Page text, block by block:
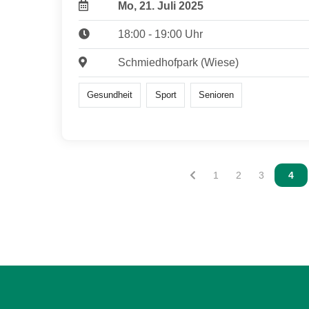
Mo, 21. Juli 2025
18:00 - 19:00 Uhr
Schmiedhofpark (Wiese)
Gesundheit Sport Senioren
Vous êtes sur la page
1 Vous êtes sur la
2 Vous êtes
3 4